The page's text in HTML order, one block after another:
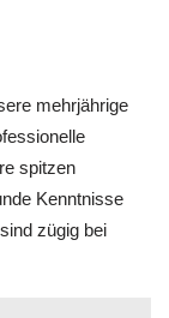
mehrjährige
spitzen
Kenntnisse
zügig bei